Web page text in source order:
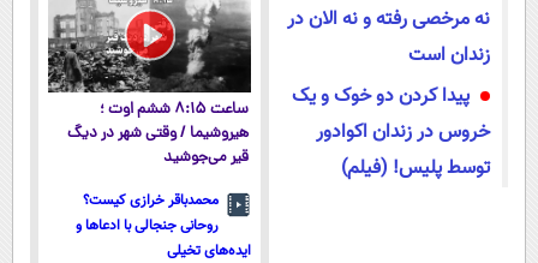
نه مرخصی رفته و نه الان در
زندان است
پیدا کردن دو خوک و یک
خروس در زندان اکوادور
توسط پلیس! (فیلم)
ساعت ۸:۱۵ ششم اوت ؛
هیروشیما / وقتی شهر در دیگ
قیر می‌جوشید
محمدباقر خرازی کیست؟
روحانی جنجالی با ادعاها و
ایده‌های تخیلی